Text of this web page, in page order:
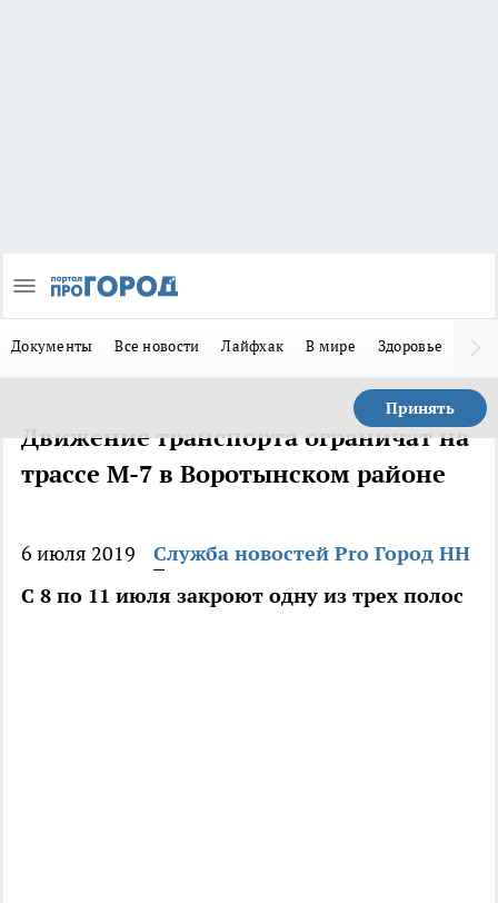
Документы Все новости Лайфхак В мире Здоровье
Принять
Движение транспорта ограничат на
трассе М-7 в Воротынском районе
6 июля 2019
Служба новостей Pro Город НН
С 8 по 11 июля закроют одну из трех полос